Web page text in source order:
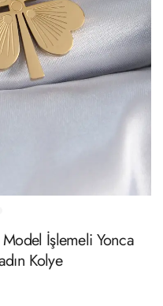
İşlemeli Yonca
Kolye